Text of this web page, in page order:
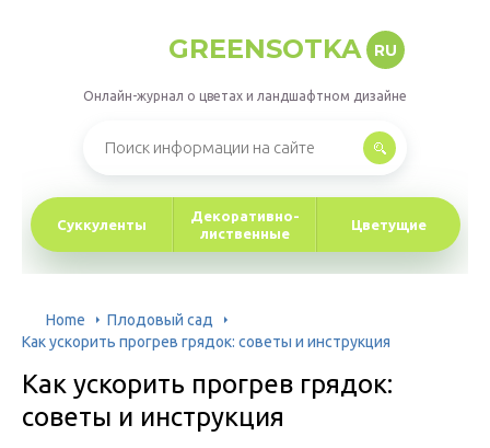
GREENSOTKA RU
Онлайн-журнал о цветах и ландшафтном дизайне
Суккуленты
Декоративно-
лиственные
Цветущие
Home
Плодовый сад
Как ускорить прогрев грядок: советы и инструкция
Как ускорить прогрев грядок:
советы и инструкция